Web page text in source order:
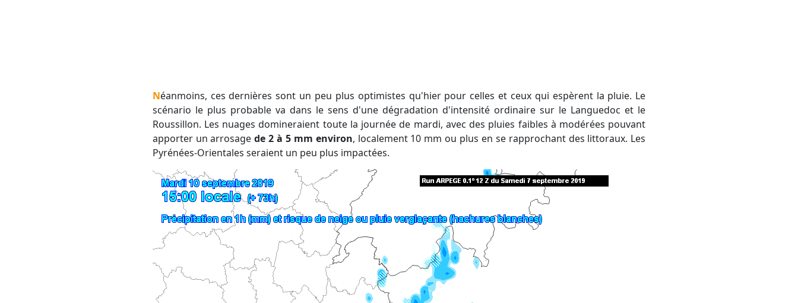
Néanmoins, ces dernières sont un peu plus optimistes qu'hier pour celles et ceux qui espèrent la pluie. Le
scénario le plus probable va dans le sens d'une dégradation d'intensité ordinaire sur le Languedoc et le
Roussillon. Les nuages domineraient toute la journée de mardi, avec des pluies faibles à modérées pouvant
apporter un arrosagede 2 à 5 mm environ, localement 10 mm ou plus en se rapprochant des littoraux. Les
Pyrénées-Orientales seraient un peu plus impactées.